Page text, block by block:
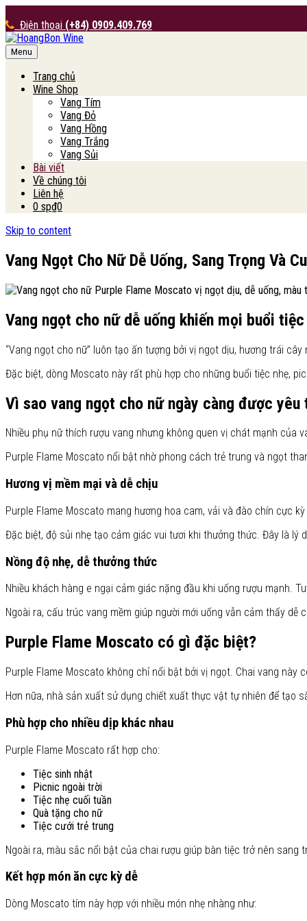
Điện thoại (+84) 0909.409.769
HoangBon Wine
Menu
Trang chủ
Wine Shop
Vang Tím
Vang Đỏ
Vang Hồng
Vang Trắng
Vang Sủi
Bài viết
Về chúng tôi
Liên hệ
0 sp₫0
Skip to content
Vang Ngọt Cho Nữ Dễ Uống, Sang Trọng Và
Vang ngọt cho nữ dễ uống khiến mọi buổi
“Vang ngọt cho nữ” luôn tạo ấn tượng bởi vị ngọt dịu, hương trái
Đặc biệt, dòng Moscato này rất phù hợp cho những buổi tiệc nhẹ,
Vì sao vang ngọt cho nữ ngày càng được yêu
Nhiều phụ nữ thích rượu vang nhưng không quen vị chát mạnh của
Purple Flame Moscato nổi bật nhờ phong cách trẻ trung và ngọt
Hương vị mềm mại và dễ chịu
Purple Flame Moscato mang hương hoa cam, vải và đào chín cực
Đặc biệt, độ sủi nhẹ tạo cảm giác vui tươi khi thưởng thức. Đây là lý
Nồng độ nhẹ, dễ thưởng thức
Nhiều khách hàng e ngại cảm giác nặng đầu khi uống rượu mạnh.
Ngoài ra, cấu trúc vang mềm giúp người mới uống vẫn cảm thấy dễ
Purple Flame Moscato có gì đặc biệt?
Purple Flame Moscato không chỉ nổi bật bởi vị ngọt. Chai vang này
Hơn nữa, nhà sản xuất sử dụng chiết xuất thực vật tự nhiên để tạo
Phù hợp cho nhiều dịp khác nhau
Purple Flame Moscato rất hợp cho:
Tiệc sinh nhật
Picnic ngoài trời
Tiệc nhẹ cuối tuần
Quà tặng cho nữ
Tiệc cưới trẻ trung
Ngoài ra, màu sắc nổi bật của chai rượu giúp bàn tiệc trở nên sang
Kết hợp món ăn cực kỳ dễ
Dòng Moscato tím này hợp với nhiều món nhẹ nhàng như: